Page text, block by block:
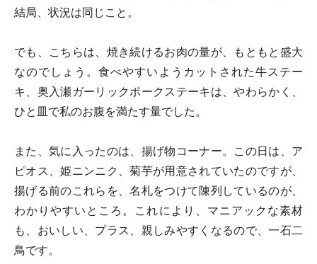
結局、状況は同じこと。
でも、こちらは、焼き続けるお肉の量が、もともと盛大
なのでしょう。食べやすいようカットされた牛ステー
キ、奥入瀬ガーリックポークステーキは、やわらかく、
ひと皿で私のお腹を満たす量でした。
また、気に入ったのは、揚げ物コーナー。この日は、ア
ピオス、姫ニンニク、菊芋が用意されていたのですが、
揚げる前のこれらを、名札をつけて陳列しているのが、
わかりやすいところ。これにより、マニアックな素材
も、おいしい、プラス、親しみやすくなるので、一石二
鳥です。